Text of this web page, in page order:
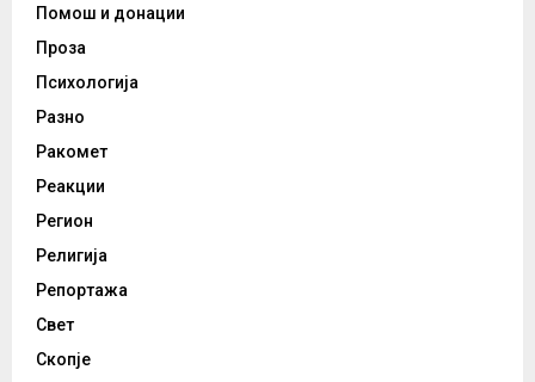
Помош и донации
Проза
Психологија
Разно
Ракомет
Реакции
Регион
Религија
Репортажа
Свет
Скопје